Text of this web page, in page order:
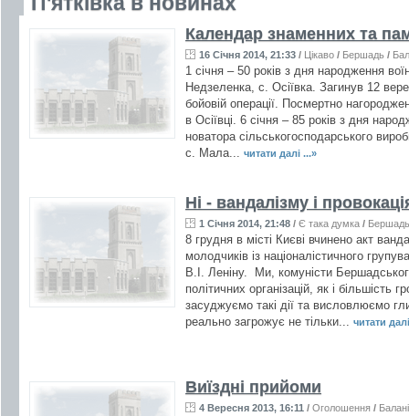
Календар знаменних та
16 Січня 2014, 21:33 / Цікаво / Бершадь /
1 січня – 50 років з дня народження
Недзеленка, с. Осіївка. Загинув 12
бойовій операції. Посмертно
в Осіївці. 6 січня – 85 років з дня
новатора сільськогосподарського
с. Мала... читати далі ...»
Ні - вандалізму і
1 Січня 2014, 21:48 / Є така думка / Бершадь
8 грудня в місті Києві вчинено акт
молодчиків із націоналістичного
В.І. Леніну. Ми, комуністи
політичних організацій, як і більшість
засуджуємо такі дії та висловлюємо
реально загрожує не тільки... читати
Виїздні прийоми
4 Вересня 2013, 16:11 / Оголошення /